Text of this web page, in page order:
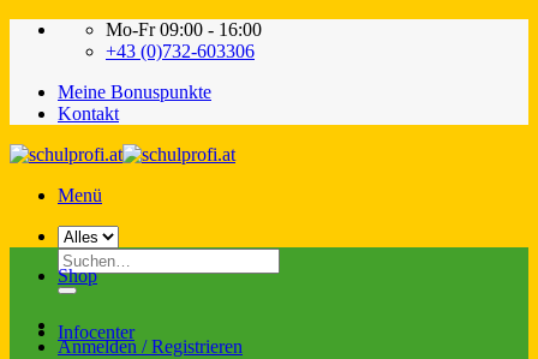
Zum
Mo-Fr 09:00 - 16:00
+43 (0)732-603306
Meine Bonuspunkte
Kontakt
Menü
Suche
nach:
Anmelden / Registrieren
Shop
Infocenter